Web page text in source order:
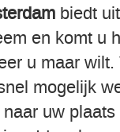
biedt
en komt u
u maar
mogelijk
uw plaats